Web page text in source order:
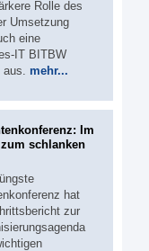
Rolle des
Umsetzung
eine
IT BITBW
aus. mehr...
Im
schlanken
hat
zur